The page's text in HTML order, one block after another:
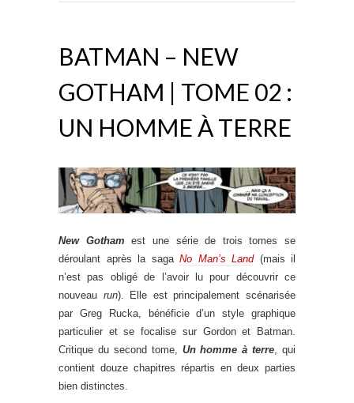
BATMAN – NEW
GOTHAM | TOME 02 :
UN HOMME À TERRE
New Gotham est une série de trois tomes se
déroulant après la saga No Man’s Land(mais il
n’est pas obligé de l’avoir lu pour découvrir ce
nouveau run). Elle est principalement scénarisée
par Greg Rucka, bénéficie d’un style graphique
particulier et se focalise sur Gordon et Batman.
Critique du second tome, Un homme à terre , qui
contient douze chapitres répartis en deux parties
bien distinctes.